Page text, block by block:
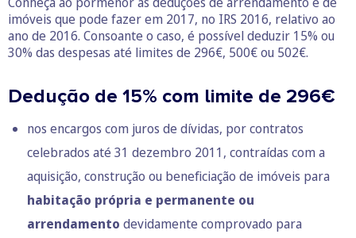
imóveis que pode fazer em 2017, no IRS 2016, relativo ao
ano de 2016. Consoante o caso, é possível deduzir 15% ou
30% das despesas até limites de 296€, 500€ ou 502€.
Dedução de 15% com limite de 296€
nos encargos com juros de dívidas, por contratos
celebrados até 31 dezembro 2011, contraídas com a
aquisição, construção ou beneficiação de imóveis para
habitação própria e permanente ou
arrendamento devidamente comprovado para